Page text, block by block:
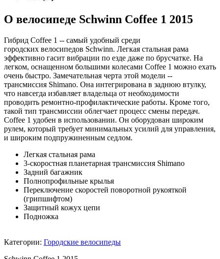
О велосипеде Schwinn Coffee 1 2015
Гибрид Coffee 1 -- самый удобный среди
городских велосипедов Schwinn. Легкая стальная рама
эффективно гасит вибрации по езде даже по брусчатке. На
легком, оснащенном большими колесами Coffee 1 можно ехать
очень быстро. Замечательная черта этой модели --
трансмиссия Shimano. Она интегрирована в заднюю втулку,
что навсегда избавляет владельца от необходимости
проводить ремонтно-профилактические работы. Кроме того,
такой тип трансмиссии облегчает процесс смены передач.
Coffee 1 удобен в использовании. Он оборудован широким
рулем, который требует минимальных усилий для управления,
и широким подпружиненным седлом.
Легкая стальная рама
3-скоростная планетарная трансмиссия Shimano
Задний багажник
Полнопрофильные крылья
Переключение скоростей поворотной рукояткой
(грипшифтом)
Защитный кожух цепи
Подножка
Категории: Городские велосипеды